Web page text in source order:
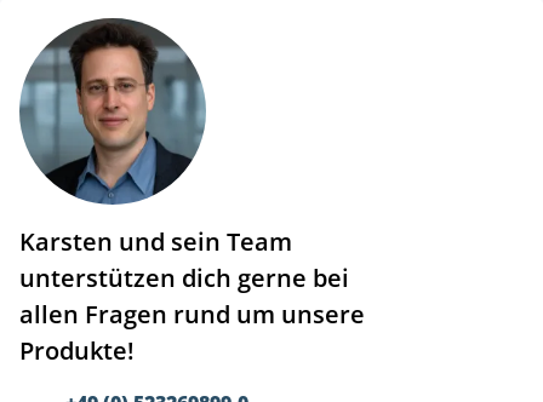
Karsten und sein Team
unterstützen dich gerne bei
allen Fragen rund um unsere
Produkte!